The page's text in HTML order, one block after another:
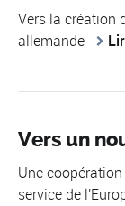
Vers la création
allemande
Vers un
Une
service de